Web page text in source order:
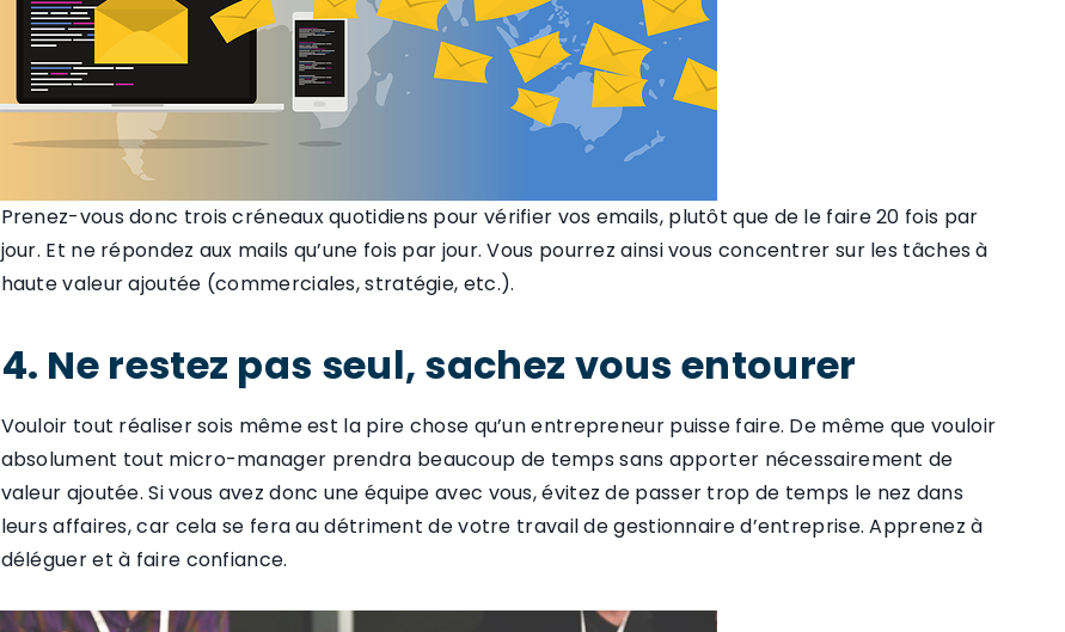
Prenez-vous donc trois créneaux quotidiens pour vérifier vos emails, plutôt que de le faire 20 fois par
jour. Et ne répondez aux mails qu’une fois par jour. Vous pourrez ainsi vous concentrer sur les tâches à
haute valeur ajoutée (commerciales, stratégie, etc.).
4. Ne restez pas seul, sachez vous entourer
Vouloir tout réaliser sois même est la pire chose qu’un entrepreneur puisse faire. De même que vouloir
absolument tout micro-manager prendra beaucoup de temps sans apporter nécessairement de
valeur ajoutée. Si vous avez donc une équipe avec vous, évitez de passer trop de temps le nez dans
leurs affaires, car cela se fera au détriment de votre travail de gestionnaire d’entreprise. Apprenez à
déléguer et à faire confiance.